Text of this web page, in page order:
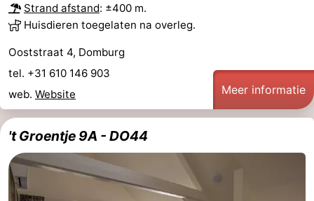
Nieuws
Medische
Zeeland
Schouwen-
Duiveland
-
Strand afstand: ±400 m.
Huisdieren toegelaten na overleg.
Ooststraat 4, Domburg
tel. +31 610 146 903
web. Website Meer informatie
't Groentje 9A - DO44